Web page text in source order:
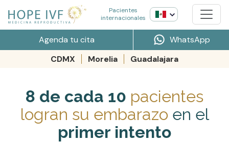
Pacientes
internacionales
Agenda tu cita
WhatsApp
CDMX
Morelia Guadalajara
8 de cada 10 pacientes
logran su embarazo en el
primer intento